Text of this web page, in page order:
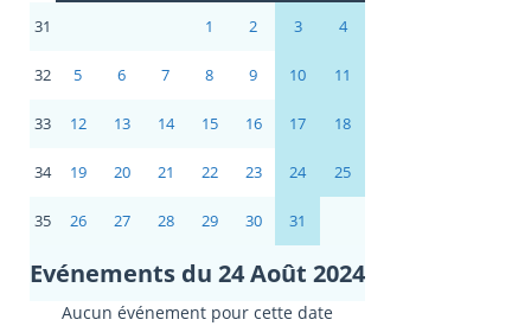
31
1 2 3 4
32 5 6 7 8 9 10 11
33 12 13 14 15 16 17 18
34 19 20 21 22 23 24 25
35 26 27 28 29 30 31
Evénements du 24 Août 2024
Aucun événement pour cette date